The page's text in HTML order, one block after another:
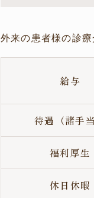
外来の患者様の診
給与
待遇（諸手当
福利厚生
休日休暇